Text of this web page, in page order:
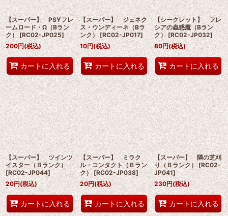
【スーパー】 PSYフレ
ームロード・Ω（Bラン
ク） [RC02-JP025]
200円(税込)
カートに入れる
【スーパー】 ジェネク
ス・ウンディーネ（Bラ
ンク） [RC02-JP017]
10円(税込)
カートに入れる
【シークレット】 フレ
シアの蟲惑魔（Bラン
ク） [RC02-JP032]
80円(税込)
カートに入れる
【スーパー】 ツインツ
イスター（Ｂランク）
[RC02-JP044]
20円(税込)
カートに入れる
【スーパー】 ミラク
ル・コンタクト（Ｂラン
ク） [RC02-JP038]
20円(税込)
カートに入れる
【スーパー】 隣の芝刈
り（Ｂランク） [RC02-
JP041]
230円(税込)
カートに入れる